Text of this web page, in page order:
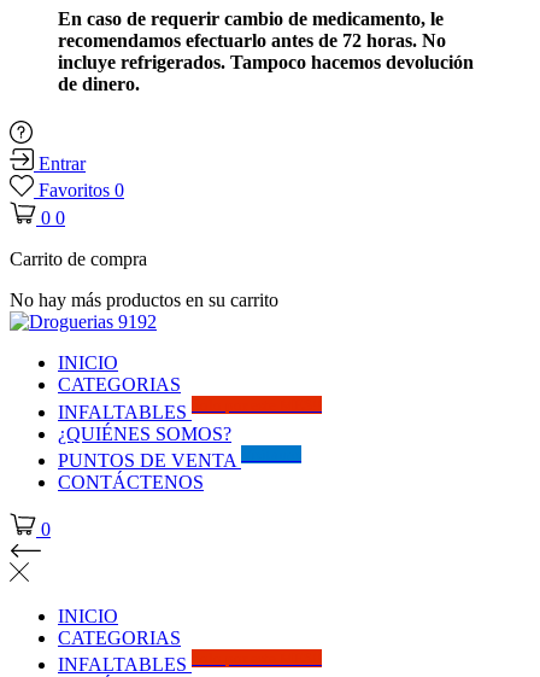
En caso de requerir cambio de medicamento, le
recomendamos efectuarlo antes de 72 horas. No
incluye refrigerados. Tampoco hacemos devolución
de dinero.
Entrar
Favoritos 0
0 0
Carrito de compra
No hay más productos en su carrito
INICIO
CATEGORIAS
INFALTABLES
¿QUIÉNES SOMOS?
PUNTOS DE VENTA
CONTÁCTENOS
0
INICIO
CATEGORIAS
INFALTABLES